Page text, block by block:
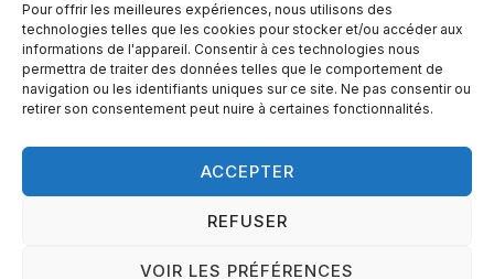
Pour offrir les meilleures expériences, nous utilisons des
technologies telles que les cookies pour stocker et/ou accéder aux
informations de l'appareil. Consentir à ces technologies nous
permettra de traiter des données telles que le comportement de
navigation ou les identifiants uniques sur ce site. Ne pas consentir ou
retirer son consentement peut nuire à certaines fonctionnalités.
ACCEPTER
REFUSER
VOIR LES PRÉFÉRENCES
Papier/carton
Plasturgie
Textiles
Verre
Bâtiment durable
AMBITIONS MATÉRIAUX— PRODUCTION